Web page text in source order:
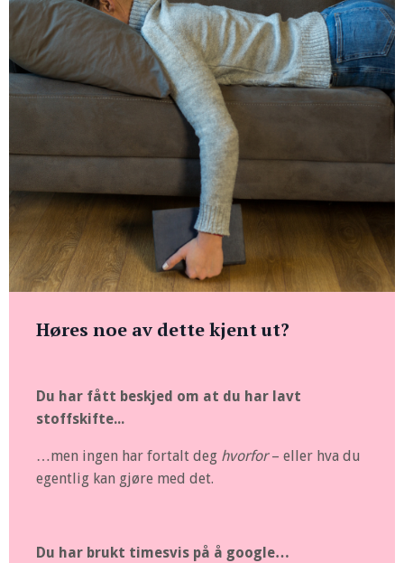
Høres noe av dette kjent ut?
Du har fått beskjed om at du har lavt
stoffskifte...
…men ingen har fortalt deg hvorfor– eller hva du
egentlig kan gjøre med det.
Du har brukt timesvis på å google…